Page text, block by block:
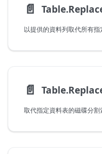
📄️
以提供的資料列取代所有指
📄️
取代指定資料表的磁碟分割